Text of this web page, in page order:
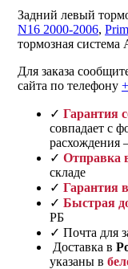
Задний левый
N16 2000-2006,
тормозная система
Для заказа
сайта по телефону
✓ Гарантия
совпадает с
расхождения
✓ Отправка
складе
✓ Гарантия
✓ Быстрая
РБ
✓ Почта для
Доставка в
указаны в